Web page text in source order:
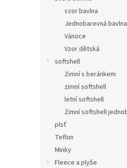
vzor bavlna
Jednobarevná bavlna
Vánoce
Vzor dětská
softshell
Zimní s beránkem
zimní softshell
letní softshell
Zimní softshell
plsť
Teflon
Minky
Fleece a plyše